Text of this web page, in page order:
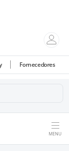
Fornecedores
MENU